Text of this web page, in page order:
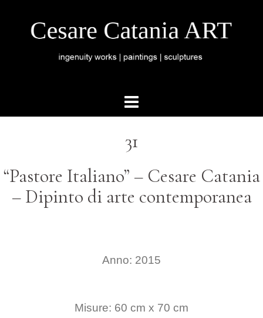
31
“Pastore Italiano” – Cesare Catania
– Dipinto di arte contemporanea
Anno: 2015
Misure: 60 cm x 70 cm